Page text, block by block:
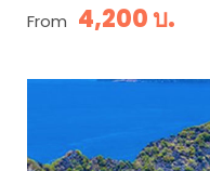
From 4,200 บ.